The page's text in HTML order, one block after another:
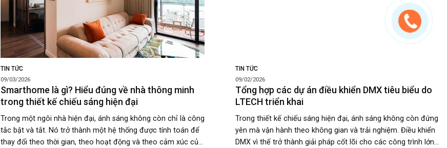
TIN TỨC
09/03/2026
Smarthome là gì? Hiểu đúng về nhà thông minh
trong thiết kế chiếu sáng hiện đại
Trong một ngôi nhà hiện đại, ánh sáng không còn chỉ là công
tắc bật và tắt. Nó trở thành một hệ thống được tính toán để
thay đổi theo thời gian, theo hoạt động và theo cảm xúc của
TIN TỨC
09/02/2026
Tổng hợp các dự án điều khiển DMX tiêu biểu do
LTECH triển khai
Trong thiết kế chiếu sáng hiện đại, ánh sáng không còn đứng
yên mà vận hành theo không gian và trải nghiệm. Điều khiển
DMX vì thế trở thành giải pháp cốt lõi cho các công trình lớn,